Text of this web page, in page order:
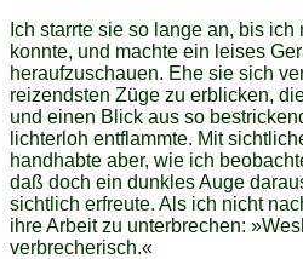
Ich starrte sie so lange an, bis
konnte, und machte ein leises
heraufzuschauen. Ehe sie sich
reizendsten Züge zu erblicken,
und einen Blick aus so
lichterloh entflammte. Mit
handhabte aber, wie ich
daß doch ein dunkles Auge
sichtlich erfreute. Als ich nicht
ihre Arbeit zu unterbrechen:
verbrecherisch.«